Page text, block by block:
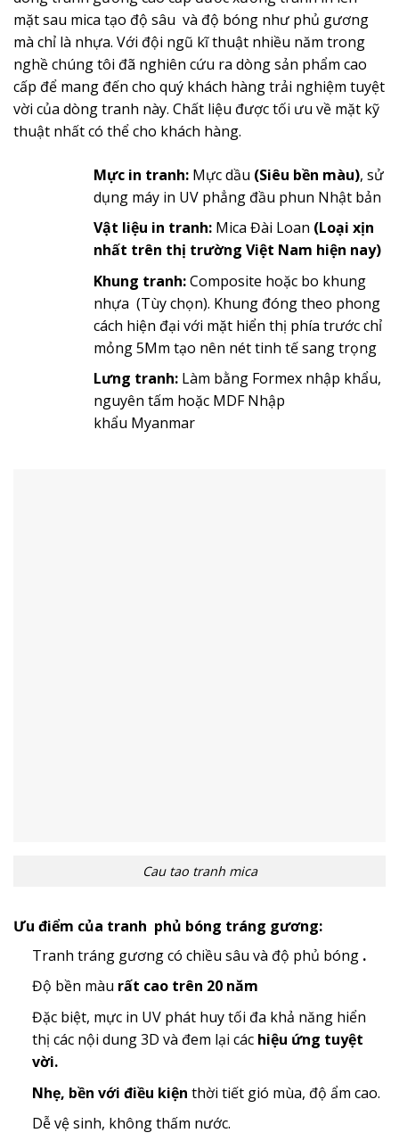
mặt sau mica tạo độ sâu và độ bóng như phủ gương
mà chỉ là nhựa. Với đội ngũ kĩ thuật nhiều năm trong
nghề chúng tôi đã nghiên cứu ra dòng sản phẩm cao
cấp để mang đến cho quý khách hàng trải nghiệm tuyệt
vời của dòng tranh này. Chất liệu được tối ưu về mặt kỹ
thuật nhất có thể cho khách hàng.
Mực in tranh:Mực dầu (Siêu bền màu), sử
dụng máy in UV phẳng đầu phun Nhật bản
Vật liệu in tranh:Mica Đài Loan (Loại xịn
nhất trên thị trường Việt Nam hiện nay)
Khung tranh:Composite hoặc bo khung
nhựa (Tùy chọn). Khung đóng theo phong
cách hiện đại với mặt hiển thị phía trước chỉ
mỏng 5Mm tạo nên nét tinh tế sang trọng
Lưng tranh:Làm bằng Formex nhập khẩu,
nguyên tấm hoặc MDF Nhập
khẩu Myanmar
Cau tao tranh mica
Ưu điểm của tranh phủ bóng tráng gương:
Tranh tráng gương có chiều sâu và độ phủ bóng .
Độ bền màu rất cao trên 20 năm
Đặc biệt, mực in UV phát huy tối đa khả năng hiển
thị các nội dung 3D và đem lại các hiệu ứng tuyệt
vời.
Nhẹ, bền với điều kiện thời tiết gió mùa, độ ẩm cao.
Dễ vệ sinh, không thấm nước.